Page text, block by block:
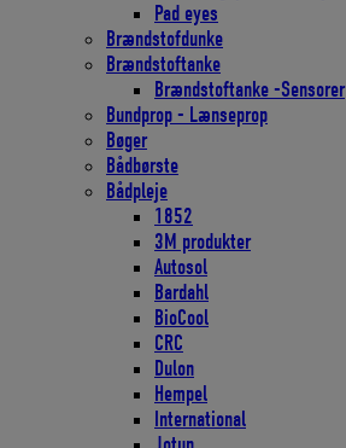
Pad eyes
Brændstofdunke
Brændstoftanke
Brændstoftanke -Sensorer
Bundprop - Lænseprop
Bøger
Bådbørste
Bådpleje
1852
3M produkter
Autosol
Bardahl
BioCool
CRC
Dulon
Hempel
International